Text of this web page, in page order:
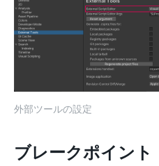
外部ツールの設定
ブレークポイント